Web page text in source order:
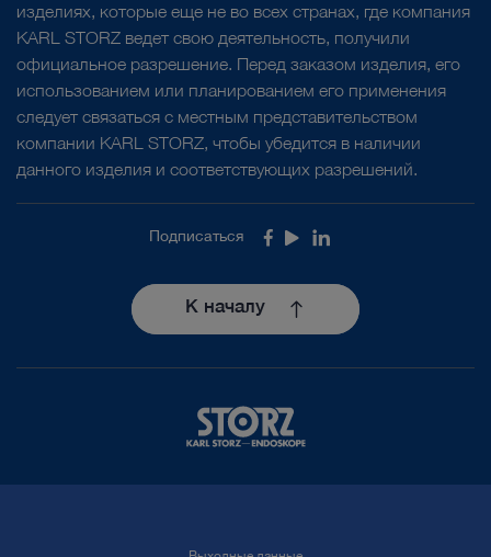
изделиях, которые еще не во всех странах, где компания
KARL STORZ ведет свою деятельность, получили
официальное разрешение. Перед заказом изделия, его
использованием или планированием его применения
следует связаться с местным представительством
компании KARL STORZ, чтобы убедится в наличии
данного изделия и соответствующих разрешений.
Подписаться Facebook
YoutubeLinkedIn
К началу